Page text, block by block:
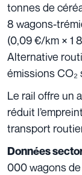
tonnes de
8 wagons-
(0,09 €/km × 1
Alternative
émissions CO₂
Le rail offre un
réduit
transport
Données
000 wagons de